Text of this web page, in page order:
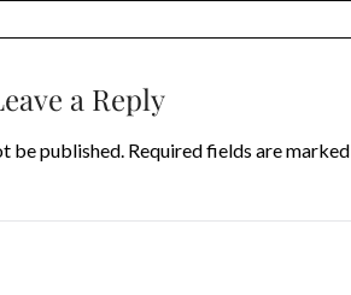
a Reply
be published. Required fields are marked